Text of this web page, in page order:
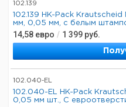
102.139
102.139 HK-Pack
мм, 0,05 мм, с белым
14,58 евро / 1 399 руб.
102.040-EL
102.040-EL HK-Pack
0,05 мм шт., С